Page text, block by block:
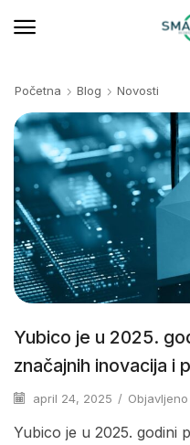
Početna Blog Novosti
Yubico je u 2025.
značajnih inovacija i
april 24, 2025 /
Yubico je u 2025. godini